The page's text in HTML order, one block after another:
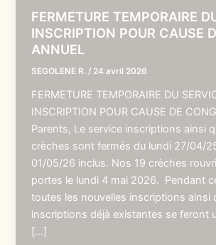
FERMETURE TEMPORAIRE
INSCRIPTION POUR CAUSE
ANNUEL
SEGOLENE R. / 24 avril 2026
FERMETURE TEMPORAIRE DU
INSCRIPTION POUR CAUSE DE
Parents, Le service inscriptions ainsi
crèches sont fermés du lundi 27/04/
01/05/26 inclus. Nos 19 crèches
portes le lundi 4 mai 2026. Pendant
toutes les nouvelles inscriptions ainsi
inscriptions déjà existantes se feront
[…]